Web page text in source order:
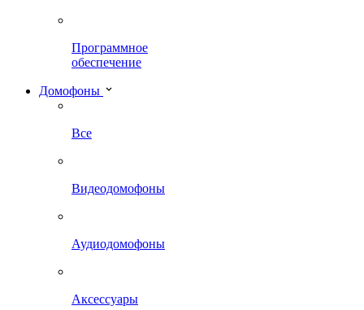
Программное
обеспечение
Домофоны
Все
Видеодомофоны
Аудиодомофоны
Аксессуары